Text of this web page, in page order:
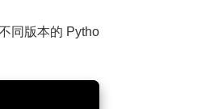
同版本的 Pytho